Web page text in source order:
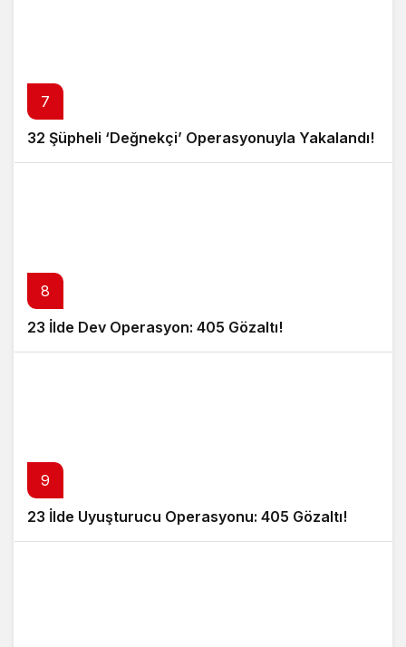
7
32 Şüpheli ‘Değnekçi’ Operasyonuyla Yakalandı!
8
23 İlde Dev Operasyon: 405 Gözaltı!
9
23 İlde Uyuşturucu Operasyonu: 405 Gözaltı!